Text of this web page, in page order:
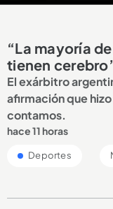
“La mayoría
tienen
El exárbitro
afirmación que
contamos.
hace 11 horas
Deportes